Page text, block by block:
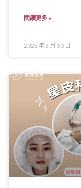
閱讀更多 »
2023 年 3 月 30 日